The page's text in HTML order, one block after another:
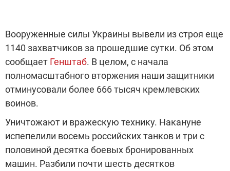
Вооруженные силы Украины вывели из строя еще
1140 захватчиков за прошедшие сутки. Об этом
сообщает Генштаб. В целом, с начала
полномасштабного вторжения наши защитники
отминусовали более 666 тысяч кремлевских
воинов.
Уничтожают и вражескую технику. Накануне
испепелили восемь российских танков и три с
половиной десятка боевых бронированных
машин. Разбили почти шесть десятков